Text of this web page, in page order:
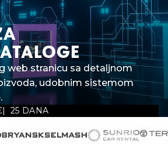
web stranicu sa detaljnom
udobnim sistemom
25 DANA